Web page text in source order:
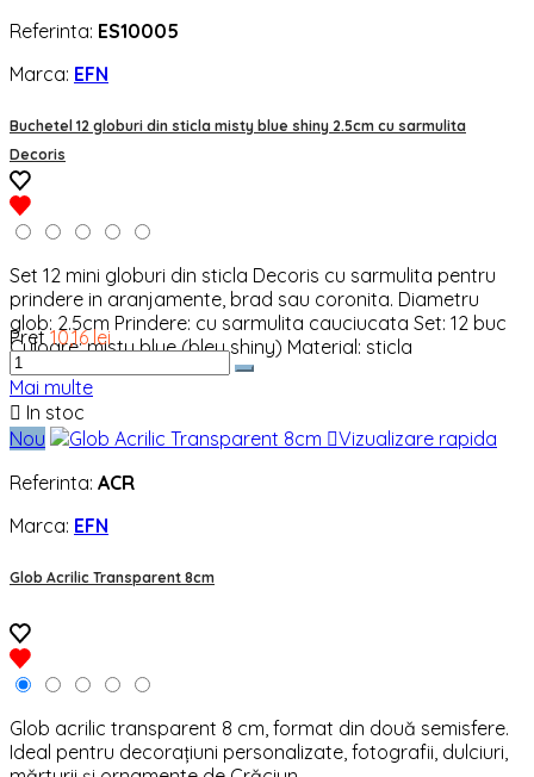
Referinta: ES10005
Marca: EFN
Buchetel 12 globuri din sticla misty blue shiny 2.5cm cu sarmulita
Decoris
Set 12 mini globuri din sticla Decoris cu sarmulita pentru
prindere in aranjamente, brad sau coronita. Diametru
glob: 2.5cm Prindere: cu sarmulita cauciucata Set: 12 buc
Culoare: misty blue (bleu shiny) Material: sticla
Pret 10,16 lei
Mai multe
 In stoc
Nou
Vizualizare rapida
Referinta: ACR
Marca: EFN
Glob Acrilic Transparent 8cm
Glob acrilic transparent 8 cm, format din două semisfere.
Ideal pentru decorațiuni personalizate, fotografii, dulciuri,